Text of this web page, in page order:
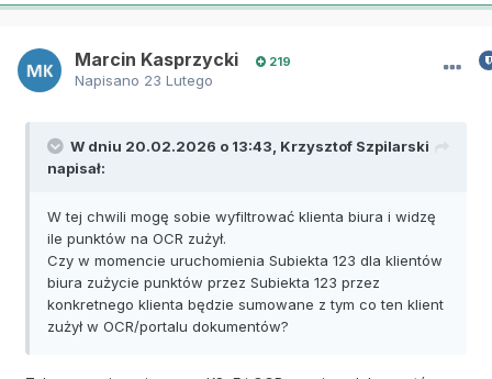
Marcin Kasprzycki 219
Napisano 23 Lutego
W dniu 20.02.2026 o 13:43, Krzysztof Szpilarski
napisał:
W tej chwili mogę sobie wyfiltrować klienta biura i widzę
ile punktów na OCR zużył.
Czy w momencie uruchomienia Subiekta 123 dla klientów
biura zużycie punktów przez Subiekta 123 przez
konkretnego klienta będzie sumowane z tym co ten klient
zużył w OCR/portalu dokumentów?